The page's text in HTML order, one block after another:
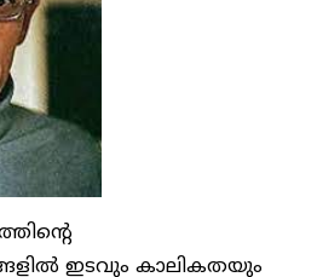
ഇടവും കാലികതയും